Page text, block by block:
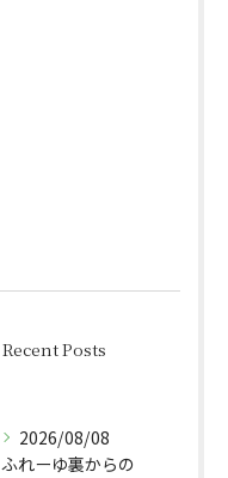
Recent Posts
2026/08/08
ふれーゆ裏からの